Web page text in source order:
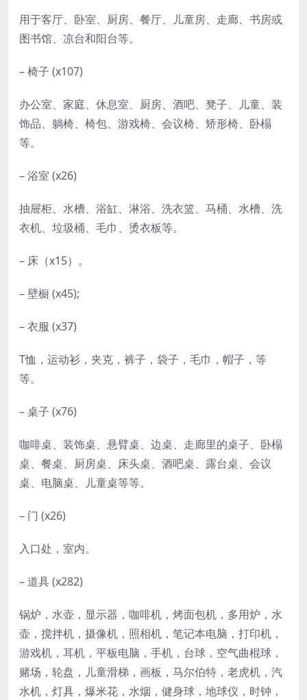
用于客厅、卧室、厨房、餐厅、儿童房、走廊、书房或
图书馆、凉台和阳台等。
– 椅子 (x107)
办公室、家庭、休息室、厨房、酒吧、凳子、儿童、装
饰品、躺椅、椅包、游戏椅、会议椅、矫形椅、卧榻
等。
– 浴室 (x26)
抽屉柜、水槽、浴缸、淋浴、洗衣篮、马桶、水槽、洗
衣机、垃圾桶、毛巾、烫衣板等。
– 床（x15）。
– 壁橱 (x45);
– 衣服 (x37)
T恤，运动衫，夹克，裤子，袋子，毛巾，帽子，等
等。
– 桌子 (x76)
咖啡桌、装饰桌、悬臂桌、边桌、走廊里的桌子、卧榻
桌、餐桌、厨房桌、床头桌、酒吧桌、露台桌、会议
桌、电脑桌、儿童桌等等。
– 门 (x26)
入口处，室内。
– 道具 (x282)
锅炉，水壶，显示器，咖啡机，烤面包机，多用炉，水
壶，搅拌机，摄像机，照相机，笔记本电脑，打印机，
游戏机，耳机，平板电脑，手机，台球，空气曲棍球，
赌场，轮盘，儿童滑梯，画板，马尔伯特，老虎机，汽
水机，灯具，爆米花，水烟，健身球，地球仪，时钟，